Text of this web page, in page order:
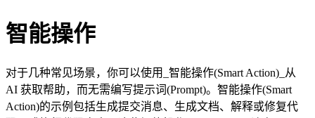
智能操作
对于几种常见场景，你可以使用_智能操作(Smart Action)_从
AI 获取帮助，而无需编写提示词(Prompt)。智能操作(Smart
Action)的示例包括生成提交消息、生成文档、解释或修复代